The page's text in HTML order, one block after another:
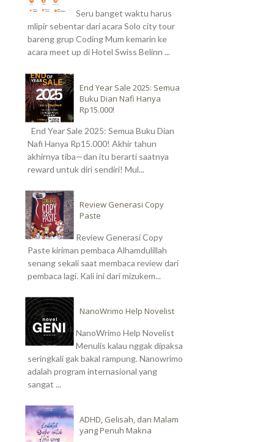
Seru banget waktu harus
mlipir sebentar dari acara Solo city tour
bareng grup Coding Mum kemarin ke
acara meet up di Hotel Swiss Belinn ...
End Year Sale 2025: Semua
Buku Dian Nafi Hanya
Rp15.000!
End Year Sale 2025: Semua Buku Dian
Nafi Hanya Rp15.000! Akhir tahun
akhirnya tiba—dan itu berarti saatnya
reward untuk diri sendiri! Mul...
Review Generasi Copy
Paste
Review Generasi Copy
Paste kiriman pembaca Alhamdulillah
senang sekali saat membaca review dari
pembaca lagi. Kali ini dari mizukem...
NanoWrimo Help Novelist
NanoWrimo Help Novelist
Menulis kalau nggak dipaksa
seringkali gak bakal rampung. Nanowrimo
adalah program internasional yang
sangat ...
ADHD, Gelisah, dan Malam
yang Penuh Makna